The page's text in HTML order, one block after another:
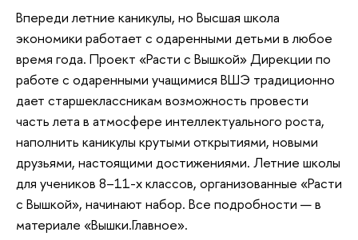
Впереди летние каникулы, но Высшая школа
экономики работает с одаренными детьми в любое
время года. Проект «Расти с Вышкой» Дирекции по
работе с одаренными учащимися ВШЭ традиционно
дает старшеклассникам возможность провести
часть лета в атмосфере интеллектуального роста,
наполнить каникулы крутыми открытиями, новыми
друзьями, настоящими достижениями. Летние школы
для учеников 8–11-х классов, организованные «Расти
с Вышкой», начинают набор. Все подробности — в
материале «Вышки.Главное».